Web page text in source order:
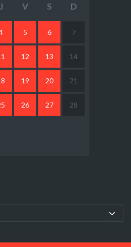
J V S D
5 6 7
12 13 14
19 20 21
26 27 28